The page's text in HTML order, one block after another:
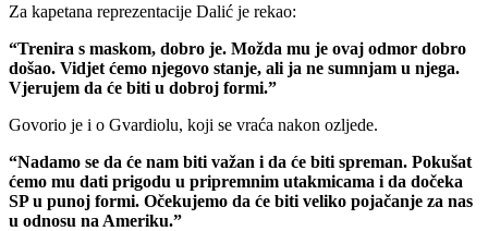
Za kapetana reprezentacije Dalić je rekao:
“Trenira s maskom, dobro je. Možda mu je ovaj odmor dobro
došao. Vidjet ćemo njegovo stanje, ali ja ne sumnjam u njega.
Vjerujem da će biti u dobroj formi.”
Govorio je i o Gvardiolu, koji se vraća nakon ozljede.
“Nadamo se da će nam biti važan i da će biti spreman. Pokušat
ćemo mu dati prigodu u pripremnim utakmicama i da dočeka
SP u punoj formi. Očekujemo da će biti veliko pojačanje za nas
u odnosu na Ameriku.”